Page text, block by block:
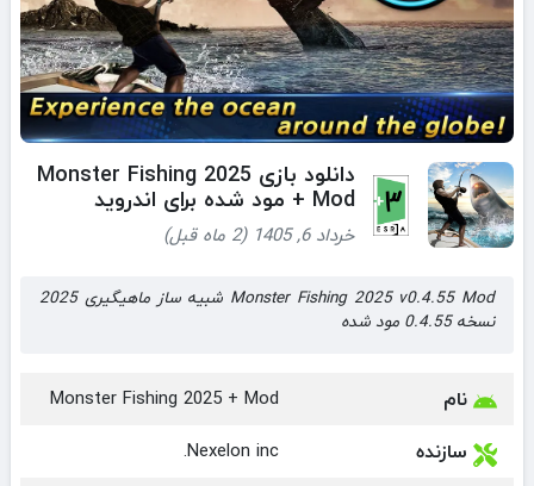
دانلود بازی Monster Fishing 2025
+ Mod مود شده برای اندروید
خرداد 6, 1405 (2 ماه قبل)
Monster Fishing 2025 v0.4.55 Mod شبیه ساز ماهیگیری 2025
نسخه 0.4.55 مود شده
نام Monster Fishing 2025 + Mod
سازنده Nexelon inc.